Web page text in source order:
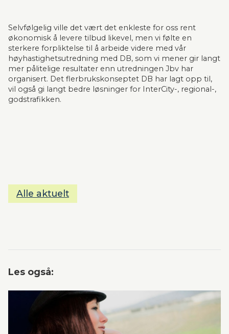
Selvfølgelig ville det vært det enkleste for oss rent
økonomisk å levere tilbud likevel, men vi følte en
sterkere forpliktelse til å arbeide videre med vår
høyhastighetsutredning med DB, som vi mener gir langt
mer pålitelige resultater enn utredningen Jbv har
organisert. Det flerbrukskonseptet DB har lagt opp til,
vil også gi langt bedre løsninger for InterCity-, regional-,
godstrafikken.
Alle aktuelt
Les også: